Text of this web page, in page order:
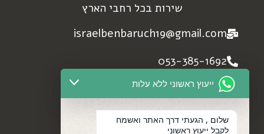
שירות בכל רחבי הארץ
israelbenbaruch19@gmail.com
053-385-1692
972+533851692
profile facebook
ייעוץ ראשוני ללא עלות
שלום , הגעתי דרך האתר ואשמח
לקבל ייעוץ ראשוני